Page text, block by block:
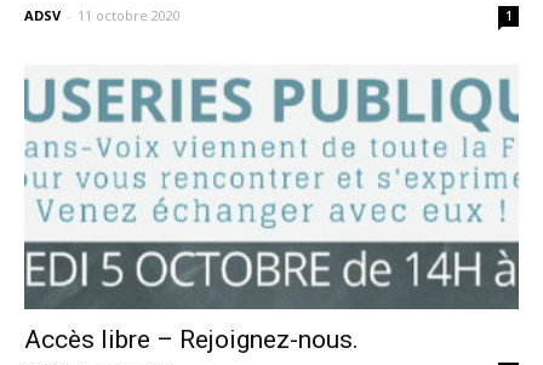
ADSV - 11 octobre 2020 1
Accès libre – Rejoignez-nous.